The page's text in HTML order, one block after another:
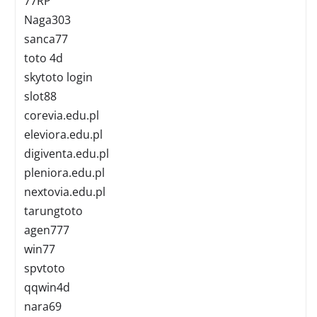
Naga303
sanca77
toto 4d
skytoto login
slot88
corevia.edu.pl
eleviora.edu.pl
digiventa.edu.pl
pleniora.edu.pl
nextovia.edu.pl
tarungtoto
agen777
win77
spvtoto
qqwin4d
nara69